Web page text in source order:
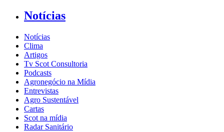
Notícias
Notícias
Clima
Artigos
Tv Scot Consultoria
Podcasts
Agronegócio na Mídia
Entrevistas
Agro Sustentável
Cartas
Scot na mídia
Radar Sanitário